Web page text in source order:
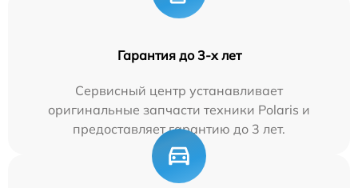
Гарантия до 3-х лет
Сервисный центр устанавливает
оригинальные запчасти техники Polaris и
предоставляет гарантию до 3 лет.